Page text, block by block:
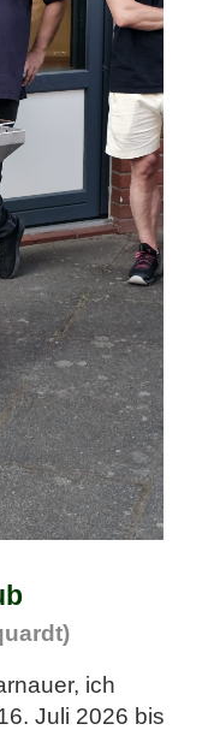
ich
Juli 2026 bis